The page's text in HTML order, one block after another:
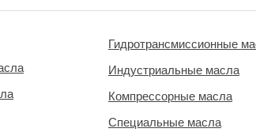
Гидротрансмиссионные
Индустриальные масла
Компрессорные масла
Специальные масла